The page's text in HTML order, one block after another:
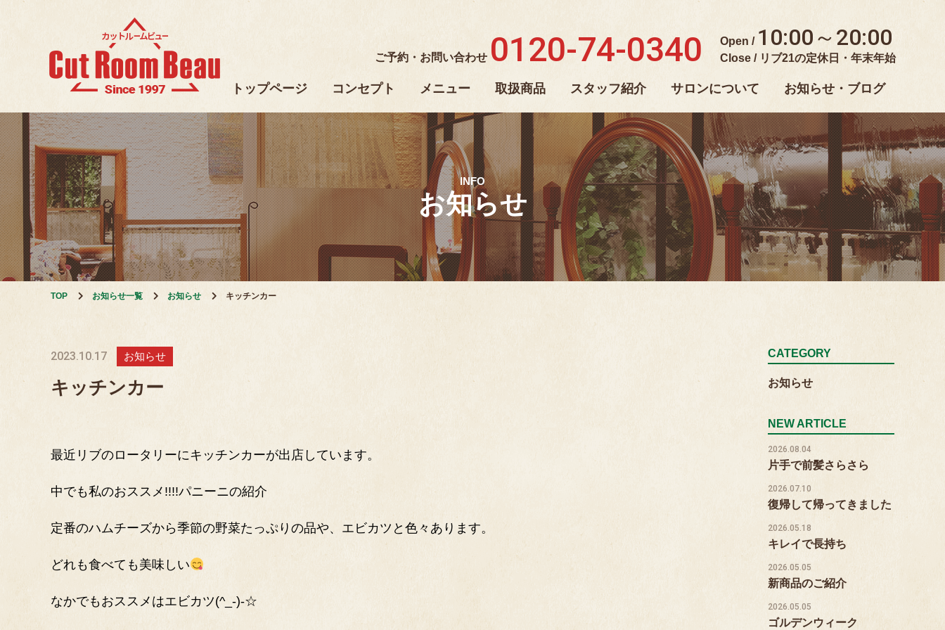
ご予約・お問い合わせ 0120-74-0340 Open / 10:00～20:00
Close / リブ21の定休日・年末年始
トップページ コンセプト メニュー 取扱商品 スタッフ紹介 サロンについて お知らせ・ブログ
INFO
お知らせ
TOP お知らせ一覧 お知らせ キッチンカー
2023.10.17 お知らせ
キッチンカー
最近リブのロータリーにキッチンカーが出店しています。
中でも私のおススメ!!!!パニーニの紹介
定番のハムチーズから季節の野菜たっぷりの品や、エビカツと色々あります。
どれも食べても美味しい
なかでもおススメはエビカツ(^_-)-☆
CATEGORY
お知らせ
NEW ARTICLE
片手で前髪さらさら
2026.08.04
復帰して帰ってきました
2026.07.10
キレイで長持ち
2026.05.18
新商品のご紹介
2026.05.05
ゴルデンウィーク
2026.05.05